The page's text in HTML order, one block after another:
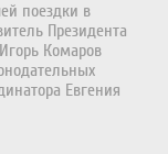
поездки в
Президента
Комаров
Евгения